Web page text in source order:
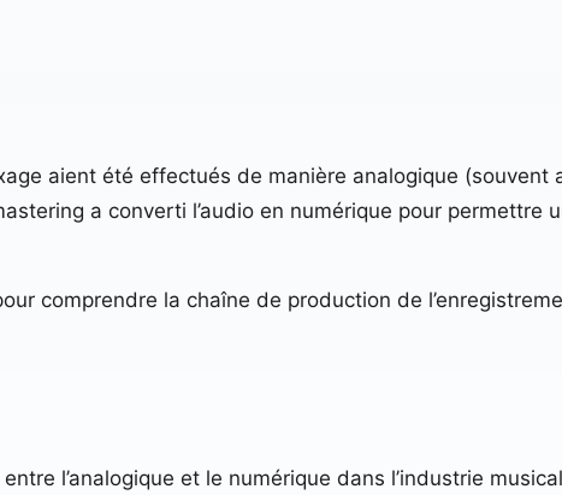
aient été effectués de manière analogique (souvent
a converti l’audio en numérique pour permettre
comprendre la chaîne de production de
l’analogique et le numérique dans l’industrie